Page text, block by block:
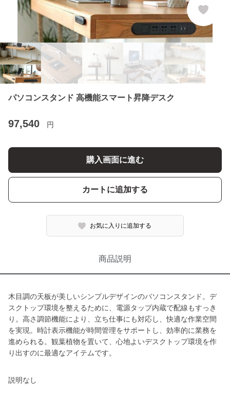
パソコンスタンド 高機能スマート昇降デスク
97,540 円
購入画面に進む
カートに追加する
お気に入りに追加する
商品説明
木目調の天板が美しいシンプルデザインのパソコンスタンド。デ
スクトップ環境を整えるために、電源タップ内蔵で配線もすっき
り。高さ調節機能により、立ち仕事にも対応し、快適な作業空間
を実現。時計表示機能が時間管理をサポートし、効率的に業務を
進められる。観葉植物を置いて、心地よいデスクトップ環境を作
り出すのに最適なアイテムです。
説明なし